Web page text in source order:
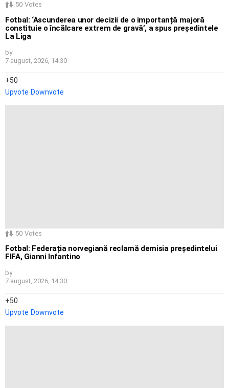
50 Votes
Fotbal: ‘Ascunderea unor decizii de o importanță majoră
constituie o încălcare extrem de gravă’, a spus președintele
La Liga
by
7 august, 2026, 14:30
50
Upvote Downvote
50 Votes
Fotbal: Federația norvegiană reclamă demisia președintelui
FIFA, Gianni Infantino
by
7 august, 2026, 14:30
50
Upvote Downvote